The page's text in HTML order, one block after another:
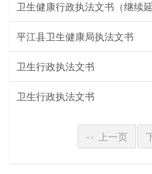
卫生健康行政执法文书（继续延
平江县卫生健康局执法文书
卫生行政执法文书
卫生行政执法文书
<< 上一页